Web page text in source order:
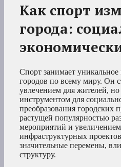
Как спорт
города:
Спорт занимает
городов по всему миру. Он
увлечением для жителей,
инструментом для
преобразования городских
растущей популярностью
мероприятий и увеличением
инфраструктурных
значительные перемены,
структуру.